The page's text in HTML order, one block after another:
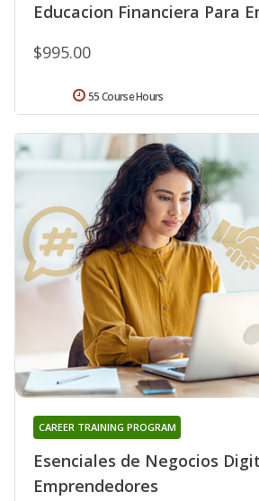
Educacion Financiera Para
$995.00
55 Course Hours
Esenciales de Negocios
Emprendedores
CAREER TRAINING PROGRAM